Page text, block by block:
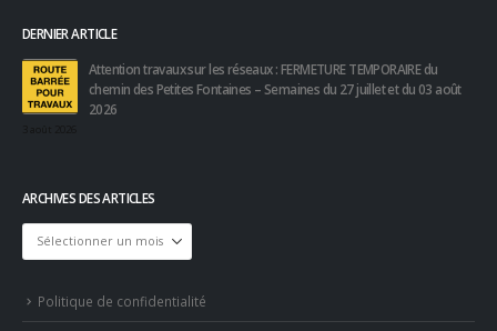
DERNIER ARTICLE
Attention travaux sur les réseaux : FERMETURE TEMPORAIRE du
chemin des Petites Fontaines – Semaines du 27 juillet et du 03 août
2026
ARCHIVES DES ARTICLES
Archives
des
Politique de confidentialité